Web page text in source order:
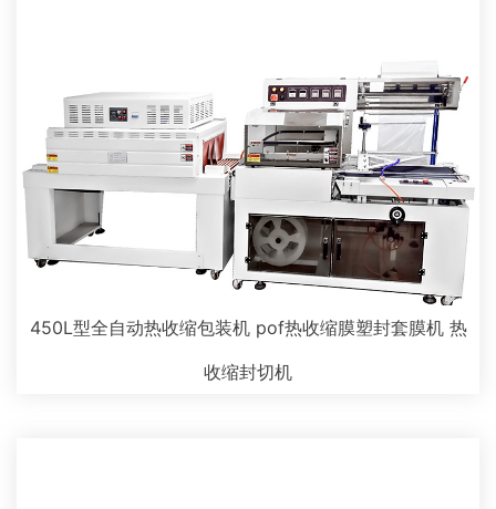
450L型全自动热收缩包装机 pof热收缩膜塑封套膜机 热
收缩封切机